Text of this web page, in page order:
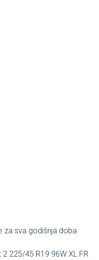
za sva godišnja doba
225/45 R19 96W XL FR